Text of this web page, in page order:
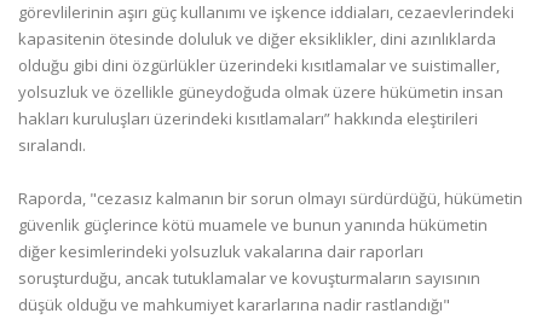
görevlilerinin aşırı güç kullanımı ve işkence iddiaları, cezaevlerindeki
kapasitenin ötesinde doluluk ve diğer eksiklikler, dini azınlıklarda
olduğu gibi dini özgürlükler üzerindeki kısıtlamalar ve suistimaller,
yolsuzluk ve özellikle güneydoğuda olmak üzere hükümetin insan
hakları kuruluşları üzerindeki kısıtlamaları” hakkında eleştirileri
sıralandı.
Raporda, "cezasız kalmanın bir sorun olmayı sürdürdüğü, hükümetin
güvenlik güçlerince kötü muamele ve bunun yanında hükümetin
diğer kesimlerindeki yolsuzluk vakalarına dair raporları
soruşturduğu, ancak tutuklamalar ve kovuşturmaların sayısının
düşük olduğu ve mahkumiyet kararlarına nadir rastlandığı"